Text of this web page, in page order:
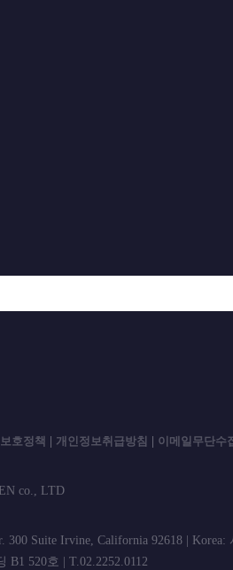
호정책 개인정보취급방침 이메일무단수
디언 | PEDIEN co.,
300 Suite Irvine, California 92618 | Korea:
B1 520호 | T.02.2252.0112